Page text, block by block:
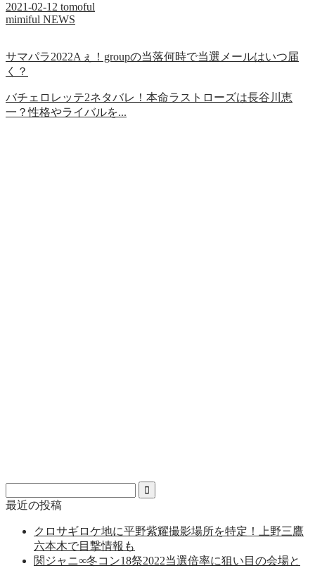
2021-02-12 tomoful
mimiful NEWS
サマパラ2022Aぇ！groupの当落何時で当選メールはいつ届
く？
バチェロレッテ2ネタバレ！本命ラストローズは長谷川恵
一？性格やライバルを...
最近の投稿
クロサギロケ地に平野紫耀撮影場所を特定！上野三鷹
六本木で目撃情報も
関ジャニ∞冬コン18祭2022当選倍率に狙い目の会場と